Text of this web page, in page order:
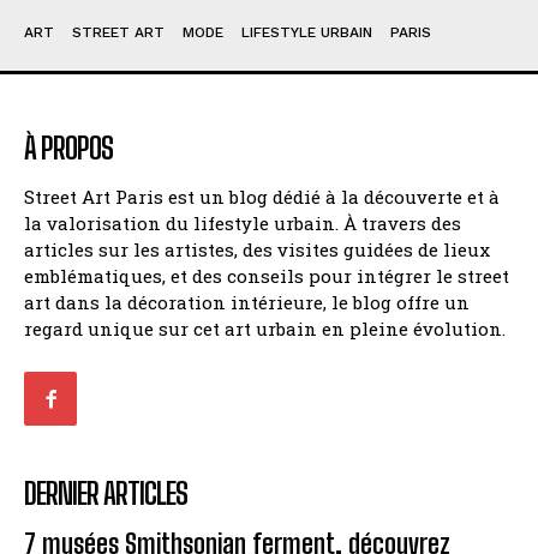
ART STREET ART MODE LIFESTYLE URBAIN PARIS
À PROPOS
Street Art Paris est un blog dédié à la découverte et à
la valorisation du lifestyle urbain. À travers des
articles sur les artistes, des visites guidées de lieux
emblématiques, et des conseils pour intégrer le street
art dans la décoration intérieure, le blog offre un
regard unique sur cet art urbain en pleine évolution.
DERNIER ARTICLES
7 musées Smithsonian ferment, découvrez